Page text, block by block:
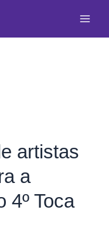
artistas
a
4º Toca